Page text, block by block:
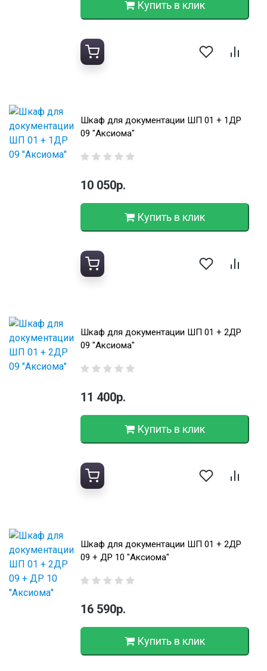
Купить в клик
Шкаф для документации ШП 01 + 1ДР
09 "Аксиома"
10 050р.
Купить в клик
Шкаф для документации ШП 01 + 2ДР
09 "Аксиома"
11 400р.
Купить в клик
Шкаф для документации ШП 01 + 2ДР
09 + ДР 10 "Аксиома"
16 590р.
Купить в клик